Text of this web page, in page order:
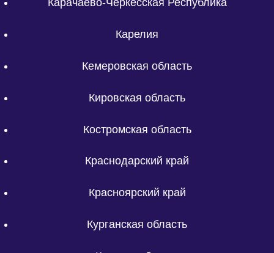
Карелия
Кемеровская область
Кировская область
Костромская область
Краснодарский край
Красноярский край
Курганская область